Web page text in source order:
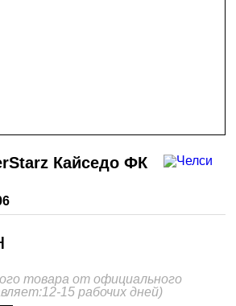
Кайседо ФК
товара от официального
15 рабочих дней)